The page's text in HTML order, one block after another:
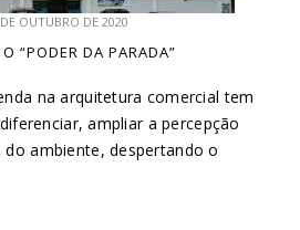
OUTUBRO DE 2020
“PODER DA PARADA”
na arquitetura comercial tem
ampliar a percepção
ambiente, despertando o